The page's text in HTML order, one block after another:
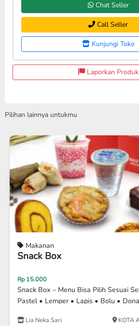
Chat Seller
Call Seller
Kunjungi Toko
Laporkan Produk
Pilihan lainnya untukmu
Makanan
MIE KUAH KARE ORIGINAL
Rp 20.000
MIE KUAH KARE DAGING
Ergon